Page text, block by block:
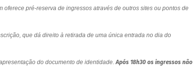
pré-reserva de ingressos através de outros sites ou pontos de
que dá direito à retirada de uma única entrada no dia do
do documento de identidade.Após 18h30 os ingressos não